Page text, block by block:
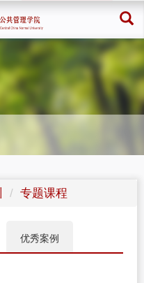
专题课程
优秀案例